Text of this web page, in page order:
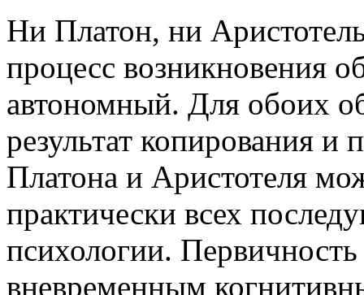
Ни Платон, ни
процесс возникновения
автономный. Для обоих
результат копирования и
Платона и Аристотеля
практически всех
психологии.
вневременным